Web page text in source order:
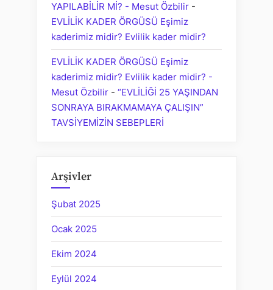
YAPILABİLİR Mİ? - Mesut Özbilir -
EVLİLİK KADER ÖRGÜSÜ Eşimiz
kaderimiz midir? Evlilik kader midir?
EVLİLİK KADER ÖRGÜSÜ Eşimiz
kaderimiz midir? Evlilik kader midir? -
Mesut Özbilir - “EVLİLİĞİ 25 YAŞINDAN
SONRAYA BIRAKMAMAYA ÇALIŞIN”
TAVSİYEMİZİN SEBEPLERİ
Arşivler
Şubat 2025
Ocak 2025
Ekim 2024
Eylül 2024